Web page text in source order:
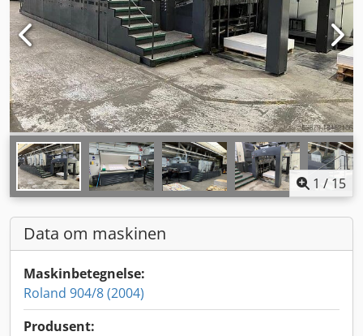
1 / 15
Data om maskinen
Maskinbetegnelse:
Roland 904/8 (2004)
Produsent: